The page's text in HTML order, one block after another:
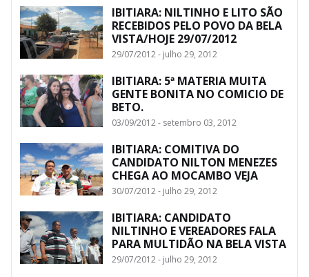
IBITIARA: NILTINHO E LITO SÃO
RECEBIDOS PELO POVO DA BELA
VISTA/HOJE 29/07/2012
29/07/2012 - julho 29, 2012
IBITIARA: 5ª MATERIA MUITA
GENTE BONITA NO COMICIO DE
BETO.
03/09/2012 - setembro 03, 2012
IBITIARA: COMITIVA DO
CANDIDATO NILTON MENEZES
CHEGA AO MOCAMBO VEJA
30/07/2012 - julho 29, 2012
IBITIARA: CANDIDATO
NILTINHO E VEREADORES FALA
PARA MULTIDÃO NA BELA VISTA
29/07/2012 - julho 29, 2012